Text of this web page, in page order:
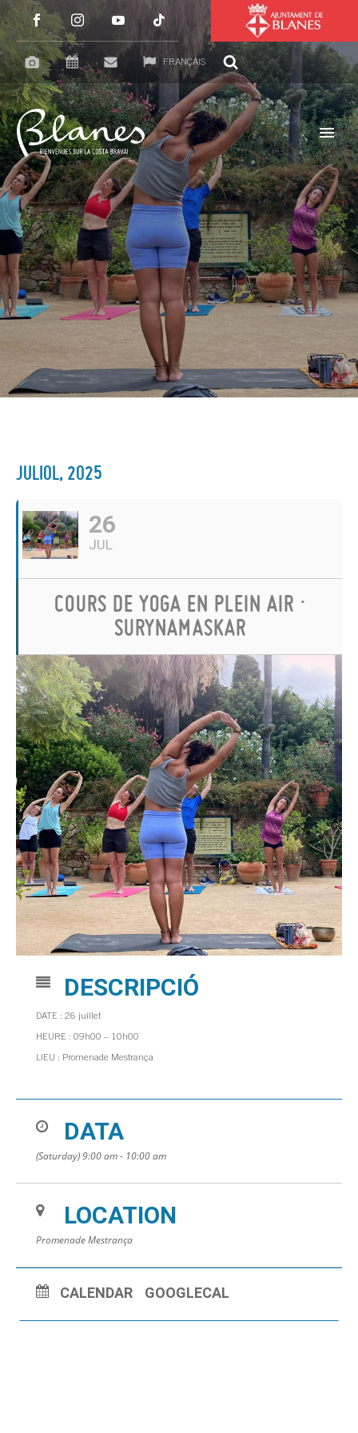
FRANÇAIS
JULIOL, 2025
26
JUL
COURS DE YOGA EN PLEIN AIR ·
SURYNAMASKAR
DESCRIPCIÓ
DATE : 26 juillet
HEURE : 09h00 – 10h00
LIEU : Promenade Mestrança
DATA
(Saturday) 9:00 am - 10:00 am
LOCATION
Promenade Mestrança
CALENDAR GOOGLECAL